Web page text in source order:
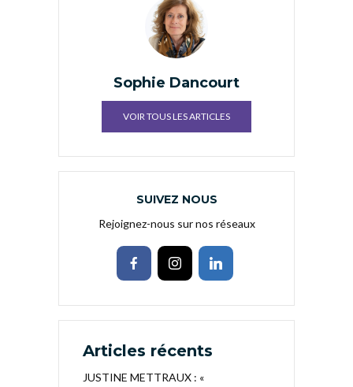
Sophie Dancourt
VOIR TOUS LES ARTICLES
SUIVEZ NOUS
Rejoignez-nous sur nos réseaux
Articles récents
JUSTINE METTRAUX : «